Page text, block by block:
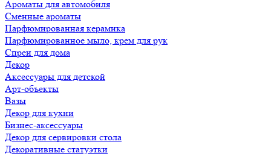
Ароматы для автомобиля
Сменные ароматы
Парфюмированная керамика
Парфюмированное мыло, крем для рук
Спреи для дома
Декор
Аксессуары для детской
Арт-объекты
Вазы
Декор для кухни
Бизнес-аксессуары
Декор для сервировки стола
Декоративные статуэтки